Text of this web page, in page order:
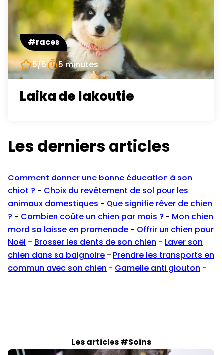
#races
5/5
5 minutes
Laika de Iakoutie
Les derniers articles
Comment donner une bonne éducation à son
chiot ? - Choix du revêtement de sol pour les
animaux domestiques - Que signifie rêver de chien
? - Combien coûte un chien par mois ? - Mon chien
mord sa laisse en promenade - Offrir un chien pour
Noël - Brosser les dents de son chien - Laver son
chien dans sa baignoire - Prendre les transports en
commun avec son chien - Gamelle anti glouton -
Les articles #Soins